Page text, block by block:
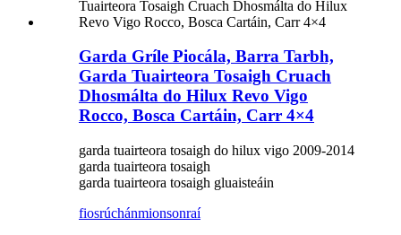
Garda Gríle Piocála, Barra Tarbh,
Garda Tuairteora Tosaigh Cruach
Dhosmálta do Hilux Revo Vigo
Rocco, Bosca Cartáin, Carr 4×4
garda tuairteora tosaigh do hilux vigo 2009-2014
garda tuairteora tosaigh
garda tuairteora tosaigh gluaisteáin
fiosrúchánmionsonraí